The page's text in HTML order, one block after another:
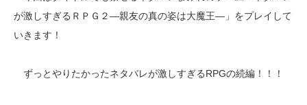
が激しすぎるＲＰＧ２―親友の真の姿は大魔王―」をプレイして
いきます！
ずっとやりたかったネタバレが激しすぎるRPGの続編！！！